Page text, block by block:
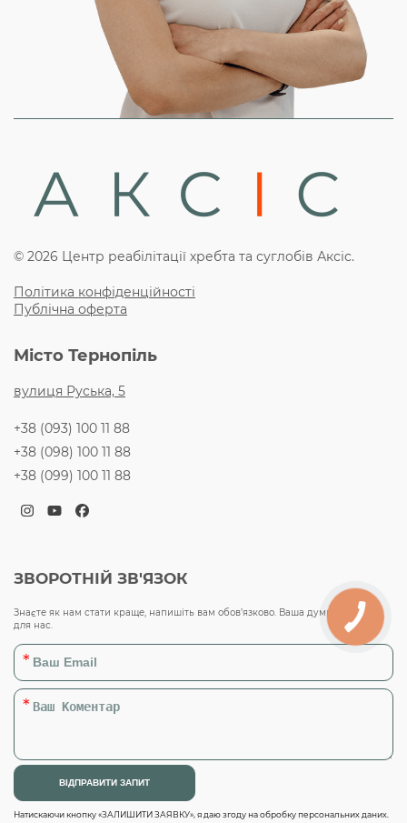
© 2026 Центр реабілітації хребта та суглобів Аксіс.
Політика конфіденційності
Публічна оферта
Місто Тернопіль
вулиця Руська, 5
+38 (093) 100 11 88
+38 (098) 100 11 88
+38 (099) 100 11 88
Instagram
YouTubeFacebook
ЗВОРОТНІЙ ЗВ'ЯЗОК
Знаєте як нам стати краще, напишіть вам обов’язково. Ваша думка важлива
для нас.
Натискаючи кнопку «ЗАЛИШИТИ ЗАЯВКУ», я даю згоду на обробку персональних даних.